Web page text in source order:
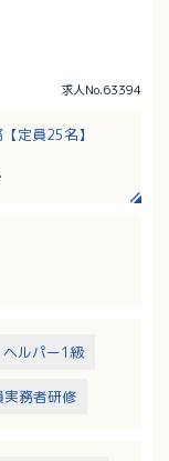
求人No.63394
定員25名】
あり、平均は介
ヘルパー1級
実務者研修